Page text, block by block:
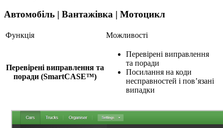
Автомобіль | Вантажівка | Мотоцикл
Функція Можливості
Перевірені виправлення та
поради (SmartCASE™)
Перевірені виправлення
та поради
Посилання на коди
несправностей і пов’язані
випадки